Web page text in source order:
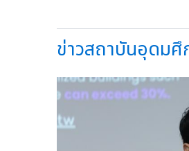
ข่าวสถาบันอุดม